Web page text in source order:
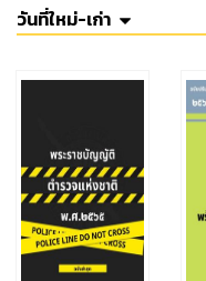
วันที่ใหม่-เก่า